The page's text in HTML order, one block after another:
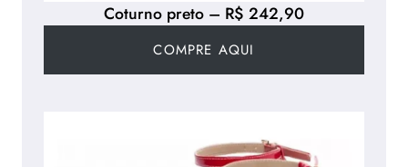
Coturno preto – R$ 242,90
COMPRE AQUI